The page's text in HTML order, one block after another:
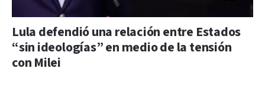
Lula defendió una relación entre Estados
“sin ideologías” en medio de la tensión
con Milei